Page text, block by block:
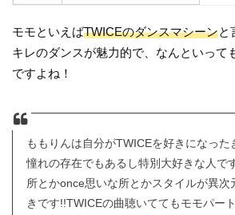
モモといえばTWICEのダンスマシーンと
キレのダンスが魅力的で、なんといって
ですよね！
ももりんは自分がTWICEを好きになった
憧れの存在でもあるし特別大好きな人で
所とかonce思いな所とかスタイルが異次
きです!!TWICEの曲聴いててもモモパー